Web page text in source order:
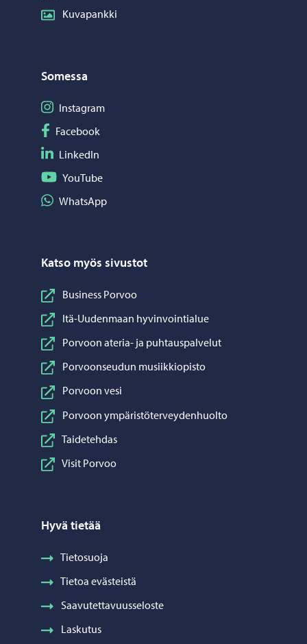
Kuvapankki
Somessa
Seuraa Instagram
Instagram
Seuraa Facebook
Facebook
Seuraa LinkedIn
LinkedIn
Seuraa YouTube
YouTube
Jaa WhatsApp
WhatsApp
Katso myös sivustot
Business Porvoo
Itä-Uudenmaan hyvinvointialue
Porvoon ateria- ja puhtauspalvelut
Porvoonseudun musiikkiopisto
Porvoon vesi
Porvoon ympäristöterveydenhuolto
Taidetehdas
Visit Porvoo
Hyvä tietää
Tietosuoja
Tietoa evästeistä
Saavutettavuusseloste
Laskutus